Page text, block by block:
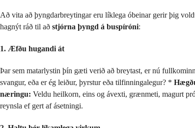
Að vita að þyngdarbreytingar eru líklega óbeinar gerir þig
hagnýt ráð til að stjórna þyngd á buspíróni:
1. Æfðu hugandi át
Þar sem matarlystin þín gæti verið að breytast, er nú
svangur, eða er ég leiður, þyrstur eða tilfinningalegur? *
næringu: Veldu heilkorn, eins og ávexti, grænmeti, magurt
reynsla ef gert af ásetningi.